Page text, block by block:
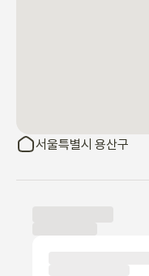
서울특별시 용산구